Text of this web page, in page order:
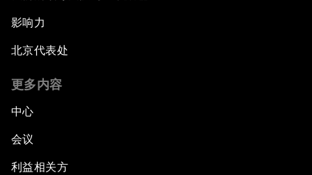
影响力
北京代表处
更多内容
中心
会议
利益相关方